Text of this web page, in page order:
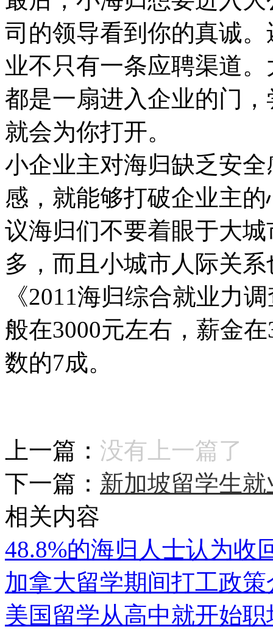
司的领导看到你的真诚
业不只有一条应聘渠道
都是一扇进入企业的门
就会为你打开。
小企业主对海归缺乏安
感，就能够打破企业主
议海归们不要着眼于大
多，而且小城市人际关
《2011海归综合就业力
般在3000元左右，薪金
数的7成。
上一篇： 没有上一篇了
下一篇： 新加坡留学生
相关内容
48.8%的海归人士认为收
加拿大留学期间打工政策
美国留学从高中就开始职